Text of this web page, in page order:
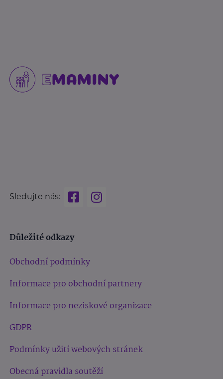
Sledujte nás:
Důležité odkazy
Obchodní podmínky
Informace pro obchodní partnery
Informace pro neziskové organizace
GDPR
Podmínky užití webových stránek
Obecná pravidla soutěží